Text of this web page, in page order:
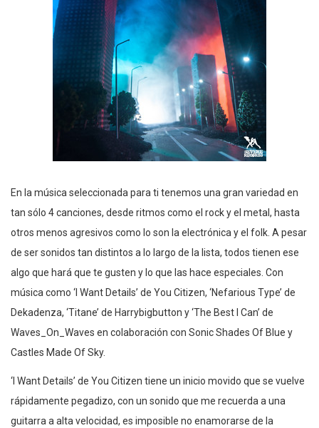
En la música seleccionada para ti tenemos una gran variedad en
tan sólo 4 canciones, desde ritmos como el rock y el metal, hasta
otros menos agresivos como lo son la electrónica y el folk. A pesar
de ser sonidos tan distintos a lo largo de la lista, todos tienen ese
algo que hará que te gusten y lo que las hace especiales. Con
música como ‘I Want Details’ de You Citizen, ‘Nefarious Type’ de
Dekadenza, ‘Titane’ de Harrybigbutton y ‘The Best I Can’ de
Waves_On_Waves en colaboración con Sonic Shades Of Blue y
Castles Made Of Sky.
‘I Want Details’ de You Citizen tiene un inicio movido que se vuelve
rápidamente pegadizo, con un sonido que me recuerda a una
guitarra a alta velocidad, es imposible no enamorarse de la